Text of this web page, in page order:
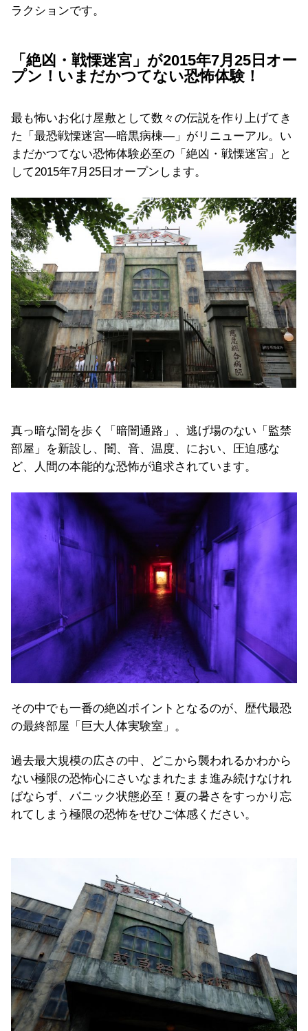
ラクションです。
「絶凶・戦慄迷宮」が2015年7月25日オー
プン！いまだかつてない恐怖体験！
最も怖いお化け屋敷として数々の伝説を作り上げてき
た「最恐戦慄迷宮―暗黒病棟―」がリニューアル。い
まだかつてない恐怖体験必至の「絶凶・戦慄迷宮」と
して2015年7月25日オープンします。
真っ暗な闇を歩く「暗闇通路」、逃げ場のない「監禁
部屋」を新設し、闇、音、温度、におい、圧迫感な
ど、人間の本能的な恐怖が追求されています。
その中でも一番の絶凶ポイントとなるのが、歴代最恐
の最終部屋「巨大人体実験室」。
過去最大規模の広さの中、どこから襲われるかわから
ない極限の恐怖心にさいなまれたまま進み続けなけれ
ばならず、パニック状態必至！夏の暑さをすっかり忘
れてしまう極限の恐怖をぜひご体感ください。